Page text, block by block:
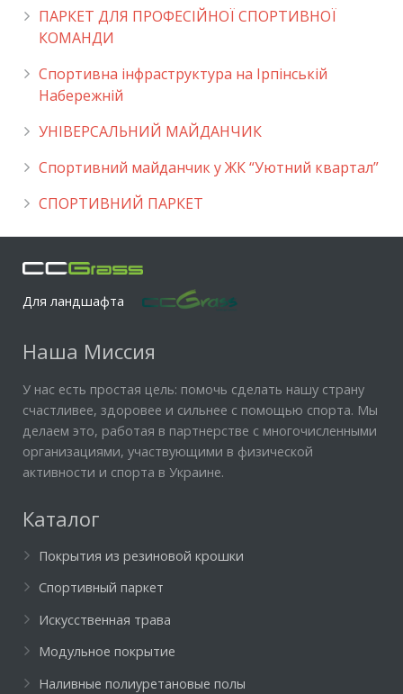
ПАРКЕТ ДЛЯ ПРОФЕСІЙНОЇ СПОРТИВНОЇ
КОМАНДИ
Спортивна інфраструктура на Ірпінській
Набережній
УНІВЕРСАЛЬНИЙ МАЙДАНЧИК
Cпортивний майданчик у ЖК “Уютний квартал”
СПОРТИВНИЙ ПАРКЕТ
Для ландшафта
Наша Миссия
У нас есть простая цель: помочь сделать нашу страну
счастливее, здоровее и сильнее с помощью спорта. Мы
делаем это, работая в партнерстве с многочисленными
организациями, участвующими в физической
активности и спорта в Украине.
Каталог
Покрытия из резиновой крошки
Спортивный паркет
Искусственная трава
Модульное покрытие
Наливные полиуретановые полы